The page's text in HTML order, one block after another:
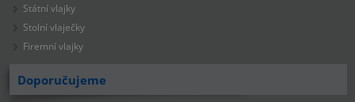
Státní vlajky
Stolní vlaječky
Firemní vlajky
Doporučujeme